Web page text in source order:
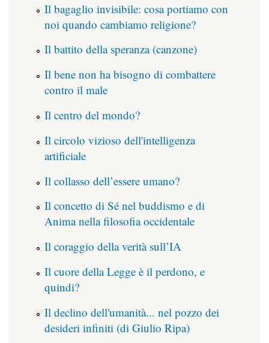
Il bagaglio invisibile: cosa portiamo con
noi quando cambiamo religione?
Il battito della speranza (canzone)
Il bene non ha bisogno di combattere
contro il male
Il centro del mondo?
Il circolo vizioso dell'intelligenza
artificiale
Il collasso dell’essere umano?
Il concetto di Sé nel buddismo e di
Anima nella filosofia occidentale
Il coraggio della verità sull’IA
Il cuore della Legge è il perdono, e
quindi?
Il declino dell'umanità... nel pozzo dei
desideri infiniti (di Giulio Ripa)